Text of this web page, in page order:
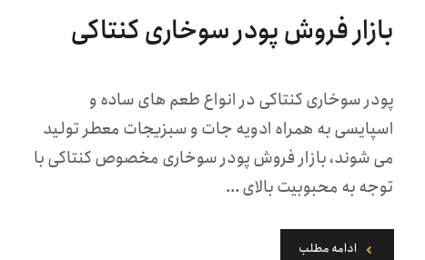
بازار فروش پودر سوخاری کنتاکی
پودر سوخاری کنتاکی در انواع طعم های ساده و
اسپایسی به همراه ادویه جات و سبزیجات معطر تولید
می شوند، بازار فروش پودر سوخاری مخصوص کنتاکی با
توجه به محبوبیت بالای ...
ادامه مطلب